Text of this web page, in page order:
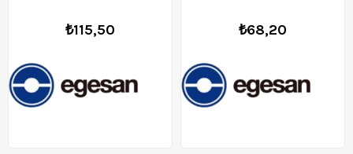
₺115,50 ₺68,20